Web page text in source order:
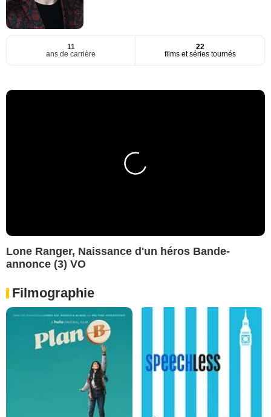
11
ans de carrière
22
films et séries tournés
Lone Ranger, Naissance d'un héros Bande-
annonce (3) VO
Filmographie